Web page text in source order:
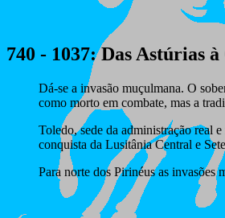
740 - 1037: Das Astúrias
Dá-se a invasão muçulmana. O
como morto em combate, mas a
Toledo, sede da administração real
conquista da Lusitânia Central e
Para norte dos Pirinéus as invasões